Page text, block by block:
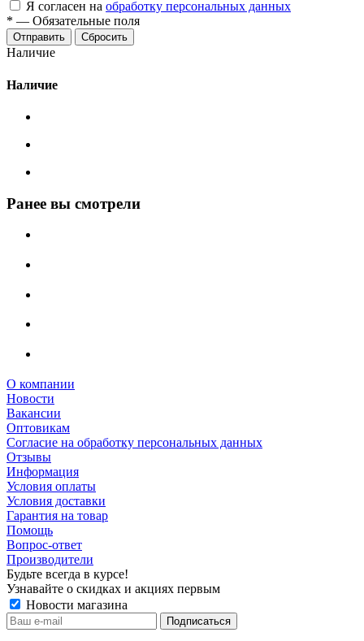
Я согласен на обработку персональных данных
* — Обязательные поля
Сбросить
Наличие
Наличие
Ранее вы смотрели
О компании
Новости
Вакансии
Оптовикам
Cогласие на обработку персональных данных
Отзывы
Информация
Условия оплаты
Условия доставки
Гарантия на товар
Помощь
Вопрос-ответ
Производители
Будьте всегда в курсе!
Узнавайте о скидках и акциях первым
Новости магазина